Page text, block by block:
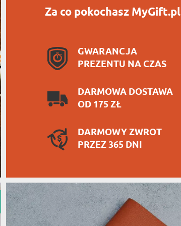
Za co pokochasz MyGift.pl
GWARANCJA
PREZENTU NA CZAS
DARMOWA DOSTAWA
OD 175 ZŁ
DARMOWY ZWROT
PRZEZ 365 DNI